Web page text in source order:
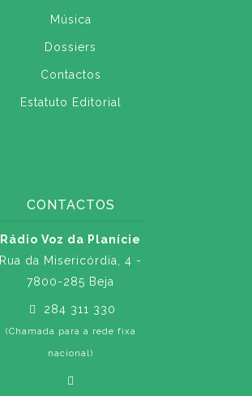
Música
Dossiers
Contactos
Estatuto Editorial
CONTACTOS
Rádio Voz da Planície
Rua da Misericórdia, 4 -
7800-285 Beja
284 311 330
(Chamada para a rede fixa
nacional)